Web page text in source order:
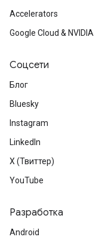
Accelerators
Google Cloud & NVIDIA
Соцсети
Блог
Bluesky
Instagram
LinkedIn
X (Твиттер)
YouTube
Разработка
Android